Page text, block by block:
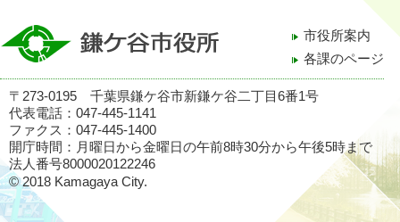
市役所案内
各課のページ
〒273-0195 千葉県鎌ケ谷市新鎌ケ谷二丁目6番1号
代表電話：047-445-1141
ファクス：047-445-1400
開庁時間：月曜日から金曜日の午前8時30分から午後5時まで
法人番号8000020122246
© 2018 Kamagaya City.